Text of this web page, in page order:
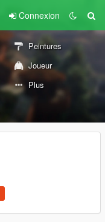
Connexion
Peintures
Joueur
Plus